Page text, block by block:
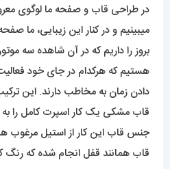
در طراحی قاب و صفحه ما لوگوی
میبینیم و در کنار این زیبایی، ما
بروز را داریم که در آن شاهده سه
هستیم که هرکدام در جای خود
دادن زمان به مخاطب دارند. این
قاب مشکی یک کار اسپرت کامل را به
جنس قاب این کار از استیل
قاب همانند قفل انجام شده که رنگ